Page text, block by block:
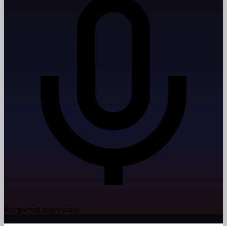
Rozpocznij nagrywanie